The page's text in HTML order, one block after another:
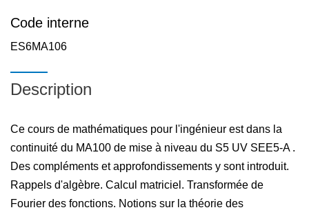
Code interne
ES6MA106
Description
Ce cours de mathématiques pour l'ingénieur est dans la
continuité du MA100 de mise à niveau du S5 UV SEE5-A .
Des compléments et approfondissements y sont introduit.
Rappels d'algèbre. Calcul matriciel. Transformée de
Fourier des fonctions. Notions sur la théorie des